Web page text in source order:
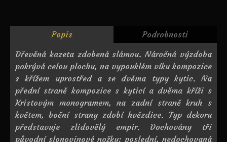
Popis
Podrobnosti
Dřevěná kazeta zdobená slámou. Náročná výzdoba
pokrývá celou plochu, na vypouklém víku kompozice
s křížem uprostřed a se dvěma typy kytic. Na
přední straně kompozice s kyticí a dvěma kříži s
Kristovým monogramem, na zadní straně kruh s
květem, boční strany zdobí hvězdice. Typ dekoru
představuje zlidovělý empir. Dochovány tři
původní slonovinové nožky; poslední, nedochovaná